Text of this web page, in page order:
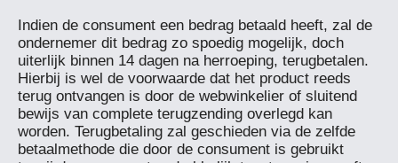
Indien de consument een bedrag betaald heeft, zal de
ondernemer dit bedrag zo spoedig mogelijk, doch
uiterlijk binnen 14 dagen na herroeping, terugbetalen.
Hierbij is wel de voorwaarde dat het product reeds
terug ontvangen is door de webwinkelier of sluitend
bewijs van complete terugzending overlegd kan
worden. Terugbetaling zal geschieden via de zelfde
betaalmethode die door de consument is gebruikt